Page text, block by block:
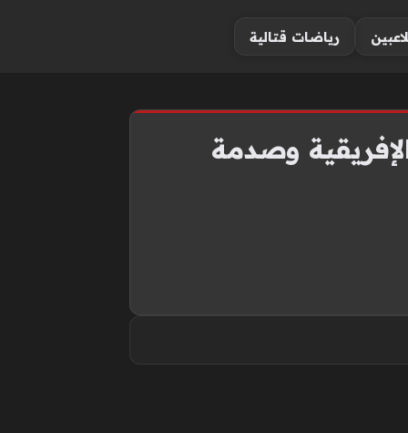
رياضات قتالية
الإفريقية وصدمة